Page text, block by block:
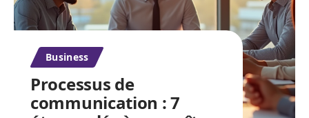
Business
Processus de
communication : 7